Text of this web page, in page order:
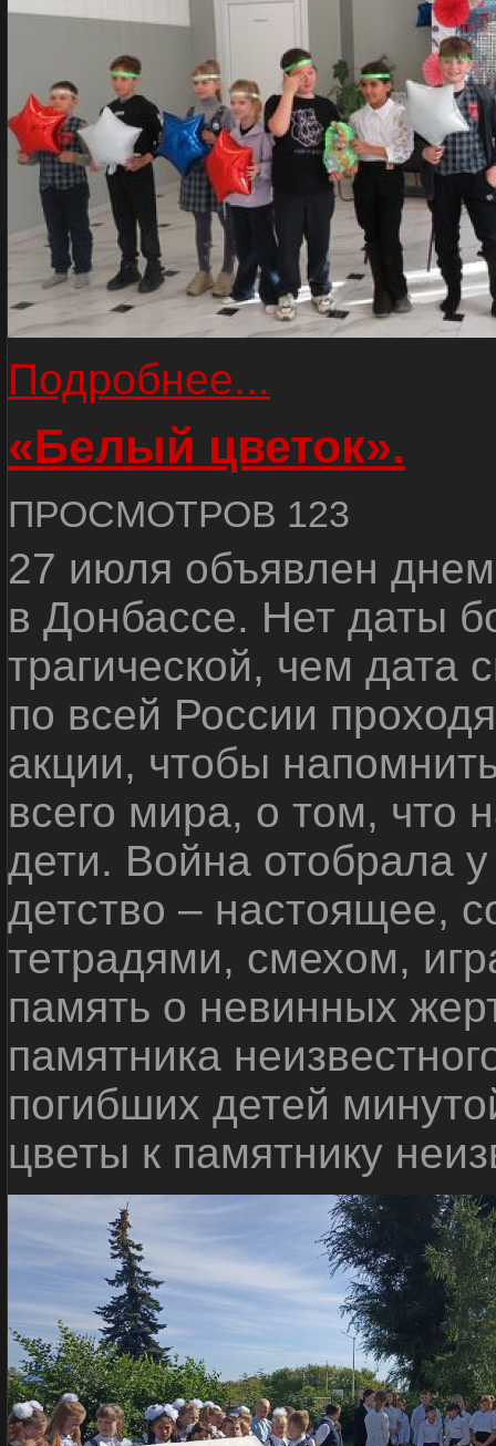
Подробнее...
«Белый цветок».
ПРОСМОТРОВ 123
27 июля объявлен
в Донбассе. Нет даты
трагической, чем дата
по всей России
акции, чтобы
всего мира, о том, что
дети. Война отобрала
детство – настоящее,
тетрадями, смехом,
память о невинных
памятника
погибших детей
цветы к памятнику